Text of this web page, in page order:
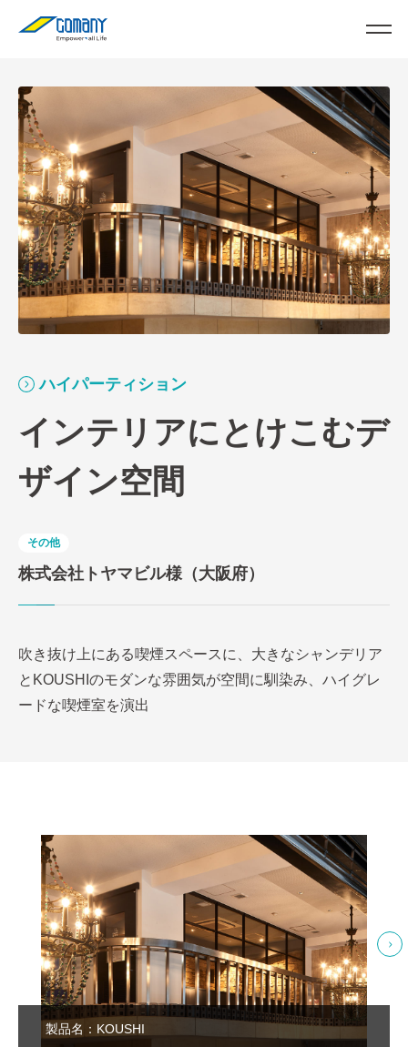
ハイパーティション
インテリアにとけこむデ
ザイン空間
その他
株式会社トヤマビル様（大阪府）
吹き抜け上にある喫煙スペースに、大きなシャンデリア
とKOUSHIのモダンな雰囲気が空間に馴染み、ハイグレ
ードな喫煙室を演出
製品名：KOUSHI